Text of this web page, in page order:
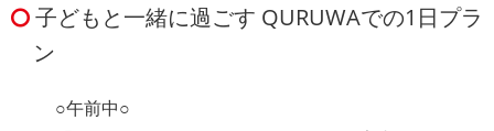
子どもと一緒に過ごす QURUWAでの1日プラ
ン
○午前中○